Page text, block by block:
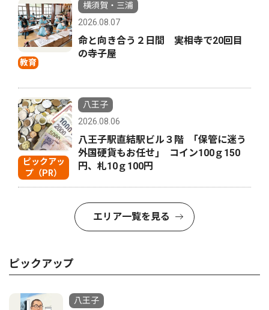
教育
横須賀・三浦
2026.08.07
命と向き合う２日間 実相寺で20回目
の寺子屋
ピックアッ
プ（PR）
八王子
2026.08.06
八王子駅直結駅ビル３階 ｢保管に迷う
外国硬貨もお任せ｣ コイン100ｇ150
円、札10ｇ100円
エリア一覧を見る
ピックアップ
八王子